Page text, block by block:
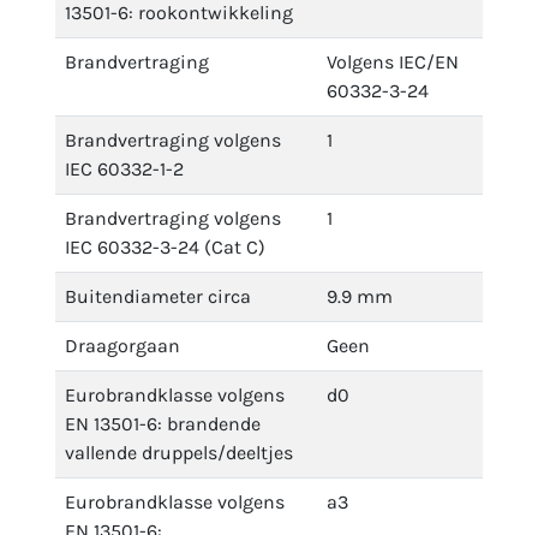
13501-6: rookontwikkeling
Brandvertraging
Volgens IEC/EN
60332-3-24
Brandvertraging volgens
IEC 60332-1-2
1
Brandvertraging volgens
IEC 60332-3-24 (Cat C)
1
Buitendiameter circa 9.9 mm
Draagorgaan Geen
Eurobrandklasse volgens
EN 13501-6: brandende
vallende druppels/deeltjes
d0
Eurobrandklasse volgens
a3